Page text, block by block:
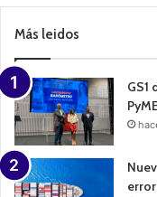
m
a
n
Más leidos
GS1